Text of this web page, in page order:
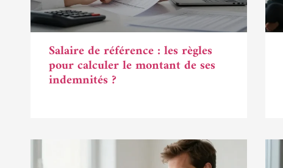
Salaire de référence : les règles
pour calculer le montant de ses
indemnités ?